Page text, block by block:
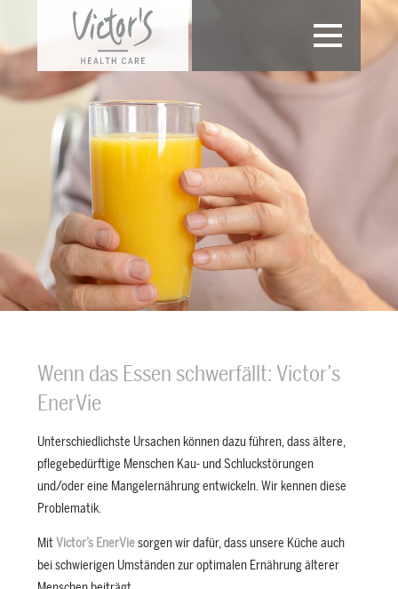
Toggle
navigation
Wenn das Essen schwerfällt: Victor’s
EnerVie
Unterschiedlichste Ursachen können dazu führen, dass ältere,
pflegebedürftige Menschen Kau- und Schluckstörungen
und/oder eine Mangelernährung entwickeln. Wir kennen diese
Problematik.
Mit Victor’s EnerViesorgen wir dafür, dass unsere Küche auch
bei schwierigen Umständen zur optimalen Ernährung älterer